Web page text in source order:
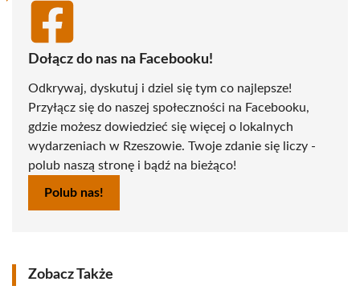
Dołącz do nas na Facebooku!
Odkrywaj, dyskutuj i dziel się tym co najlepsze!
Przyłącz się do naszej społeczności na Facebooku,
gdzie możesz dowiedzieć się więcej o lokalnych
wydarzeniach w Rzeszowie. Twoje zdanie się liczy -
polub naszą stronę i bądź na bieżąco!
Polub nas!
Zobacz Także